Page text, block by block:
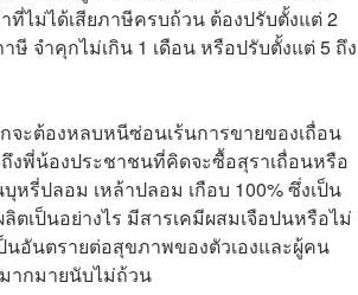
ไม่ได้เสียภาษีครบถ้วน ต้องปรับตั้งแต่ 2
ษี จำคุกไม่เกิน 1 เดือน หรือปรับตั้งแต่ 5 ถึง
จะต้องหลบหนีซ่อนเร้นการขายของเถื่อน
งพี่น้องประชาชนที่คิดจะซื้อสุราเถื่อนหรือ
รี่ปลอม เหล้าปลอม เกือบ 100% ซึ่งเป็น
เป็นอย่างไร มีสารเคมีผสมเจือปนหรือไม่
อันตรายต่อสุขภาพของตัวเองและผู้คน
ากมายนับไม่ถ้วน